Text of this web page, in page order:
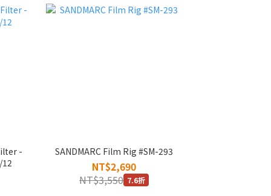
-
SANDMARC Film Rig #SM-293
NT$2,690
NT$3,550 7.6折